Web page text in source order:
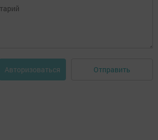
Авторизоваться Отправить